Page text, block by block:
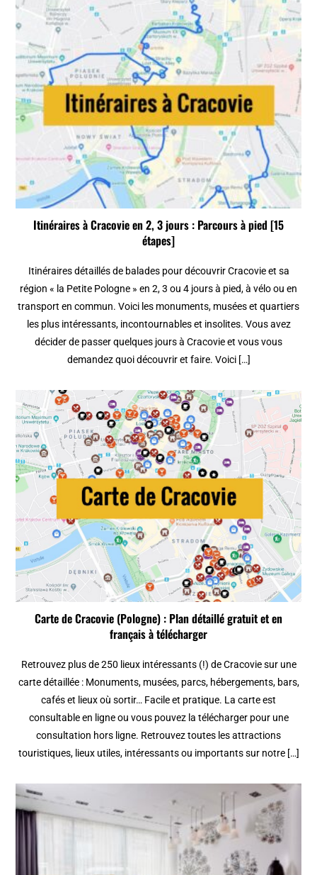
Itinéraires à Cracovie en 2, 3 jours : Parcours à pied [15
étapes]
Itinéraires détaillés de balades pour découvrir Cracovie et sa
région « la Petite Pologne » en 2, 3 ou 4 jours à pied, à vélo ou en
transport en commun. Voici les monuments, musées et quartiers
les plus intéressants, incontournables et insolites. Vous avez
décider de passer quelques jours à Cracovie et vous vous
demandez quoi découvrir et faire. Voici […]
Carte de Cracovie (Pologne) : Plan détaillé gratuit et en
français à télécharger
Retrouvez plus de 250 lieux intéressants (!) de Cracovie sur une
carte détaillée : Monuments, musées, parcs, hébergements, bars,
cafés et lieux où sortir… Facile et pratique. La carte est
consultable en ligne ou vous pouvez la télécharger pour une
consultation hors ligne. Retrouvez toutes les attractions
touristiques, lieux utiles, intéressants ou importants sur notre […]